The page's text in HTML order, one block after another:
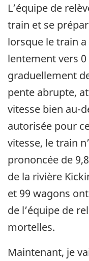
L’équipe de
train et se
lorsque le train
lentement vers 0
graduellement
pente abrupte,
vitesse bien au-
autorisée pour
vitesse, le train
prononcée de
de la rivière
et 99 wagons
de l’équipe de
mortelles.
Maintenant, je